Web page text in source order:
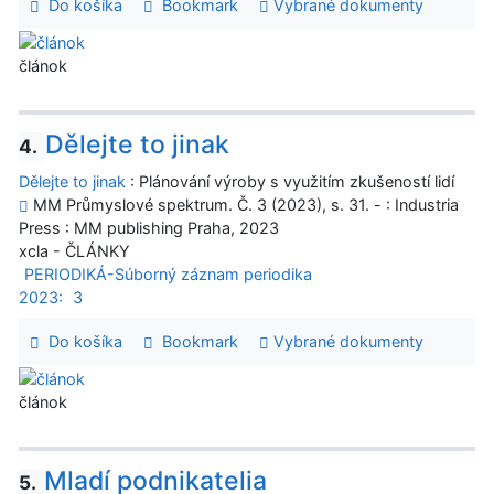
Do košíka Bookmark Vybrané dokumenty
článok
4. Dělejte to jinak
Dělejte to jinak : Plánování výroby s využitím zkušeností lidí
MM Průmyslové spektrum. Č. 3 (2023), s. 31. - : Industria
Press : MM publishing Praha, 2023
xcla - ČLÁNKY
PERIODIKÁ-Súborný záznam periodika
2023:
3
Do košíka Bookmark Vybrané dokumenty
článok
5. Mladí podnikatelia